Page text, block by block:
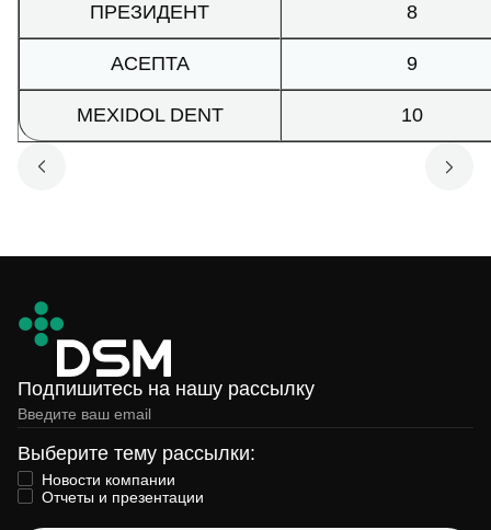
ПРЕЗИДЕНТ 8
АСЕПТА 9
MEXIDOL DENT 10
Подпишитесь на нашу рассылку
Выберите тему рассылки:
Новости компании
Отчеты и презентации